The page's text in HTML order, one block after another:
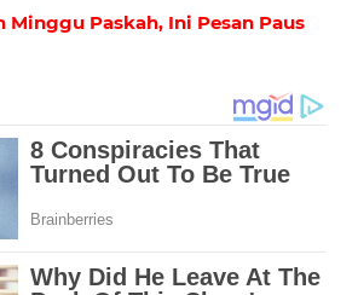
Minggu Paskah, Ini Pesan Paus